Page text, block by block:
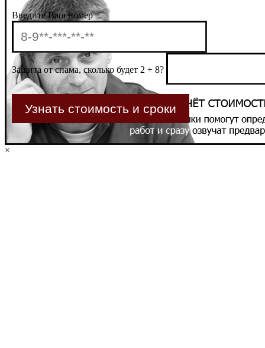
Введите Ваш номер
Защита от спама, сколько будет 2 + 8?
×